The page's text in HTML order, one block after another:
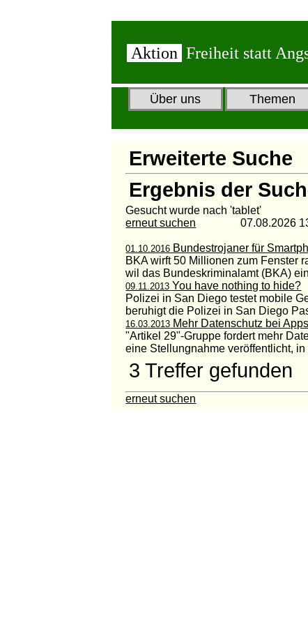
Aktion Freiheit statt
Über uns Themen
Erweiterte Suche
Ergebnis der
Gesucht wurde nach 'tablet'
erneut suchen 07.08.2026
01.10.2016 Bundestrojaner für
BKA wirft 50 Millionen zum Fenster
wil das Bundeskriminalamt (BKA)
09.11.2013 You have nothing to hide?
Polizei in San Diego testet mobile
beruhigt die Polizei in San Diego
16.03.2013 Mehr Datenschutz bei Apps
"Artikel 29"-Gruppe fordert mehr
eine Stellungnahme veröffentlicht, in
3 Treffer gefunden
erneut suchen